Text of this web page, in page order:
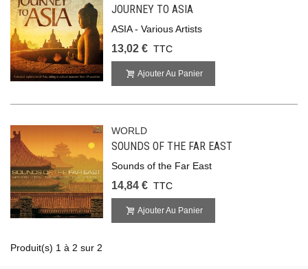
JOURNEY TO ASIA
ASIA - Various Artists
13,02 € TTC
Ajouter Au Panier
WORLD
SOUNDS OF THE FAR EAST
Sounds of the Far East
14,84 € TTC
Ajouter Au Panier
Produit(s) 1 à 2 sur 2